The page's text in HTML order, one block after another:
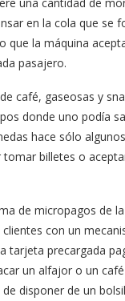
en la cola que se
que la máquina
pasajero.
café, gaseosas y
donde uno podía
hace sólo
tomar billetes o
de micropagos de
con un
tarjeta precargada
un alfajor o un
disponer de un